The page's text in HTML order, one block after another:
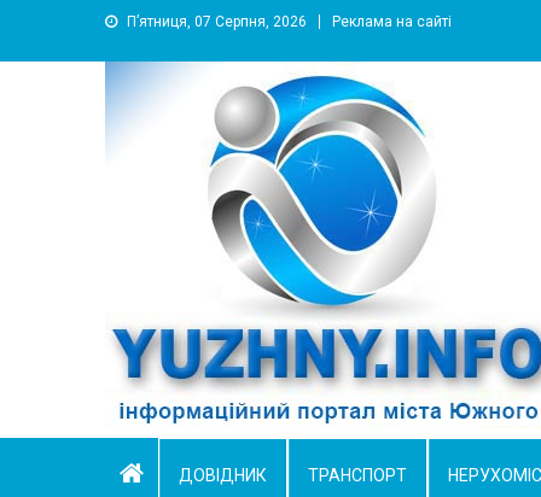
П’ятниця, 07 Серпня, 2026 Реклама на сайті
YUZHNY.INFO
информационный портал города Южный
ДОВІДНИК ТРАНСПОРТ